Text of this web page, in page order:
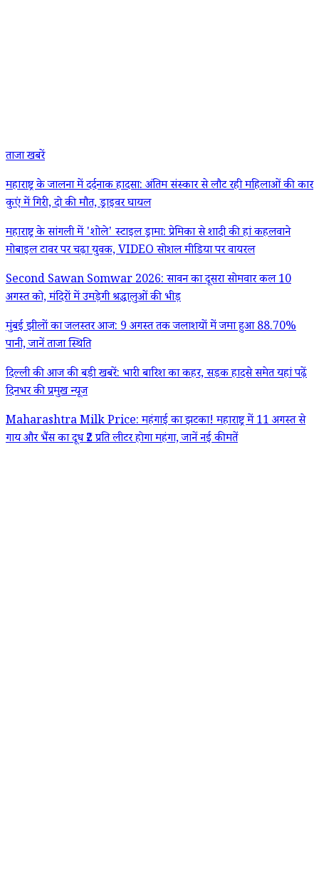
ताजा खबरें
महाराष्ट्र के जालना में दर्दनाक हादसा: अंतिम संस्कार से लौट रही महिलाओं की कार
कुएं में गिरी, दो की मौत, ड्राइवर घायल
महाराष्ट्र के सांगली में 'शोले' स्टाइल ड्रामा: प्रेमिका से शादी की हां कहलवाने
मोबाइल टावर पर चढ़ा युवक, VIDEO सोशल मीडिया पर वायरल
Second Sawan Somwar 2026: सावन का दूसरा सोमवार कल 10
अगस्त को, मंदिरों में उमड़ेगी श्रद्धालुओं की भीड़
मुंबई झीलों का जलस्तर आज: 9 अगस्त तक जलाशयों में जमा हुआ 88.70%
पानी, जानें ताजा स्थिति
दिल्ली की आज की बड़ी खबरें: भारी बारिश का कहर, सड़क हादसे समेत यहां पढ़ें
दिनभर की प्रमुख न्यूज
Maharashtra Milk Price: महंगाई का झटका! महाराष्ट्र में 11 अगस्त से
गाय और भैंस का दूध ₹2 प्रति लीटर होगा महंगा, जानें नई कीमतें